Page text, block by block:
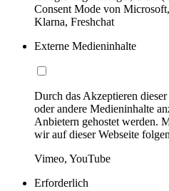
Consent Mode von
Klarna, Freshchat
Externe Medieninhalte
Durch das Akzeptieren
oder andere Medieninhalte
Anbietern gehostet werden.
wir auf dieser Webseite
Vimeo, YouTube
Erforderlich